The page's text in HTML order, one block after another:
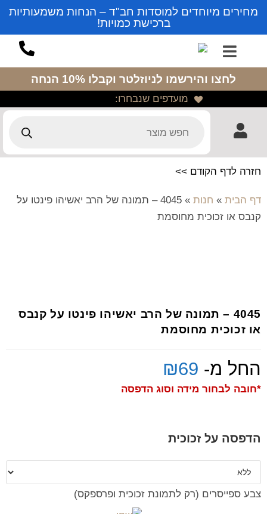
מחירים מיוחדים למוסדות חב"ד – הנחות משמעותיות
ברכישת כמויות!
לחצו והירשמו לניוזלטר וקבלו 10% הנחה
מועדפים שנבחרו:
חזרה לדף הקודם >>
דף הבית » חנות »
4045 – תמונה של הרב יאשיהו פינטו על
קנבס או זכוכית מחוסמת
4045 – תמונה של הרב יאשיהו פינטו על קנבס
או זכוכית מחוסמת
החל מ- ₪69
*חובה לבחור מידה וסוג הדפסה
הדפסה על זכוכית
צבע ספייסרים (רק לתמונת זכוכית ופרספקס)